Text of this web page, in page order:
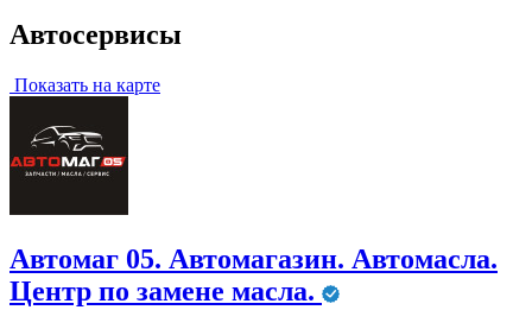
Автосервисы
Показать на карте
Автомаг 05. Автомагазин. Автомасла.
Центр по замене масла.